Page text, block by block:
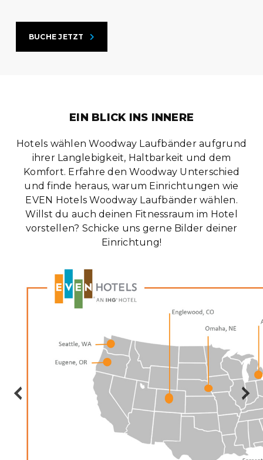
BUCHE JETZT
EIN BLICK INS INNERE
Hotels wählen Woodway Laufbänder aufgrund
ihrer Langlebigkeit, Haltbarkeit und dem
Komfort. Erfahre den Woodway Unterschied
und finde heraus, warum Einrichtungen wie
EVEN Hotels Woodway Laufbänder wählen.
Willst du auch deinen Fitnessraum im Hotel
vorstellen? Schicke uns gerne Bilder deiner
Einrichtung!